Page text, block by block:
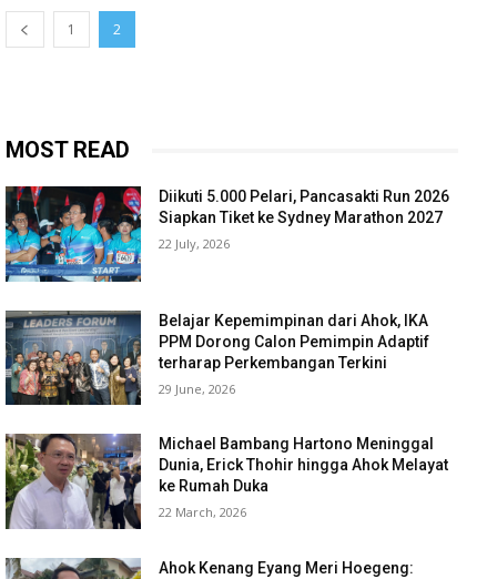
1 2
MOST READ
Diikuti 5.000 Pelari, Pancasakti Run 2026
Siapkan Tiket ke Sydney Marathon 2027
22 July, 2026
Belajar Kepemimpinan dari Ahok, IKA
PPM Dorong Calon Pemimpin Adaptif
terharap Perkembangan Terkini
29 June, 2026
Michael Bambang Hartono Meninggal
Dunia, Erick Thohir hingga Ahok Melayat
ke Rumah Duka
22 March, 2026
Ahok Kenang Eyang Meri Hoegeng: